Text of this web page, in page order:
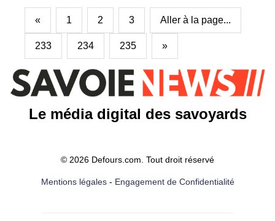
« 1 2 3 Aller à la page...
233 234 235 »
Le média digital des savoyards
© 2026 Defours.com. Tout droit réservé
Mentions légales- Engagement de Confidentialité